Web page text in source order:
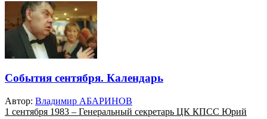
События сентября. Календарь
Автор: Владимир АБАРИНОВ
1 сентября 1983 – Генеральный секретарь ЦК КПСС Юрий